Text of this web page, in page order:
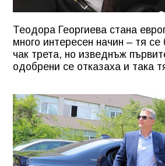
Теодора Георгиева стана
много интересен начин – тя
чак трета, но изведнъж
одобрени се отказаха и така